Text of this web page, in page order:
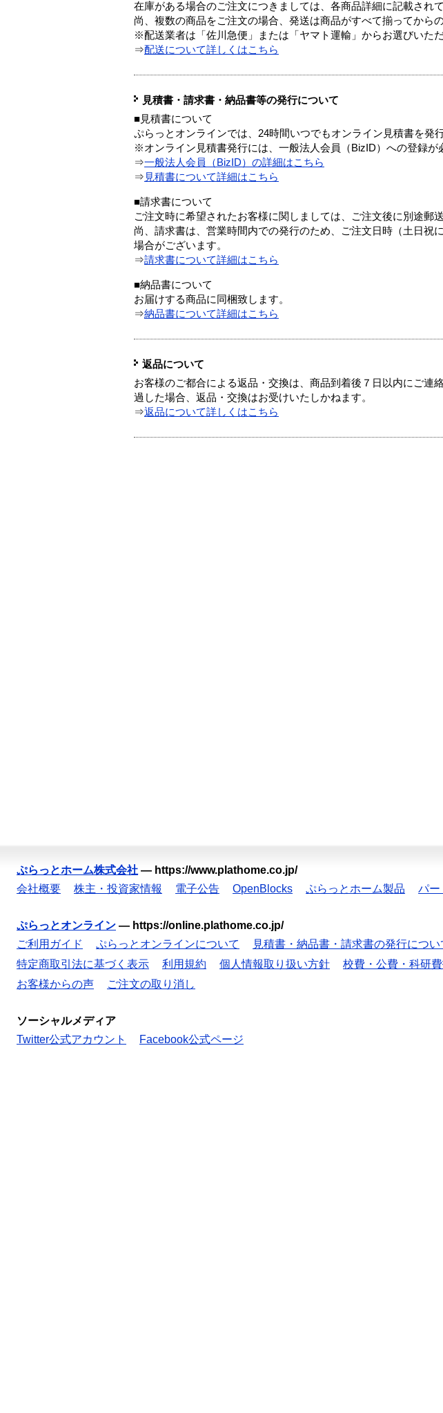
在庫がある場合のご注文につきましては、各商品詳細に記載され
尚、複数の商品をご注文の場合、発送は商品がすべて揃ってから
※配送業者は「佐川急便」または「ヤマト運輸」からお選びいた
⇒配送について詳しくはこちら
見積書・請求書・納品書等の発行について
■見積書について
ぷらっとオンラインでは、24時間いつでもオンライン見積書を発
※オンライン見積書発行には、一般法人会員（BizID）への登録が
⇒一般法人会員（BizID）の詳細はこちら
⇒ 見積書について詳細はこちら
■請求書について
ご注文時に希望されたお客様に関しましては、ご注文後に別途郵
尚、請求書は、営業時間内での発行のため、ご注文日時（土日祝
場合がございます。
⇒請求書について詳細はこちら
■納品書について
お届けする商品に同梱致します。
⇒納品書について詳細はこちら
返品について
お客様のご都合による返品・交換は、商品到着後７日以内にご連
過した場合、返品・交換はお受けいたしかねます。
⇒返品について詳しくはこちら
ぷらっとホーム株式会社 — https://www.plathome.co.jp/
会社概要
株主・投資家情報 電子公告 OpenBlocks ぷらっとホーム製品 パー
ぷらっとオンライン — https://online.plathome.co.jp/
ご利用ガイド
ぷらっとオンラインについて 見積書・納品書・請求書の発行につい
特定商取引法に基づく表示
利用規約 個人情報取り扱い方針 校費・公費・科研
お客様からの声
ご注文の取り消し
ソーシャルメディア
Twitter公式アカウント
Facebook公式ページ